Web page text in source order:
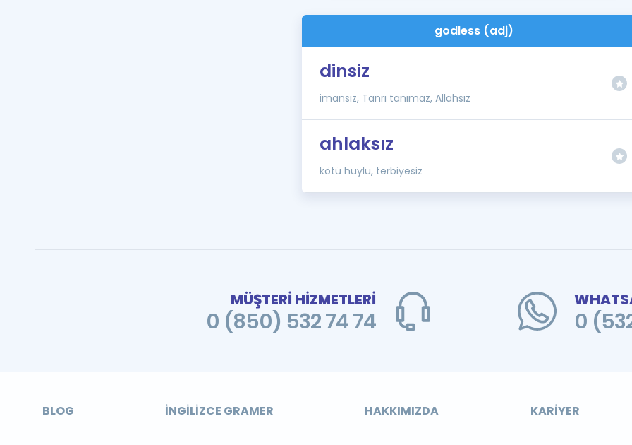
godless (adj)
dinsiz
imansız, Tanrı tanımaz, Allahsız
ahlaksız
kötü huylu, terbiyesiz
MÜŞTERİ HİZMETLERİ
0 (850) 532 74 74 0
BLOG İNGILIZCE GRAMER HAKKIMIZDA KARIYER